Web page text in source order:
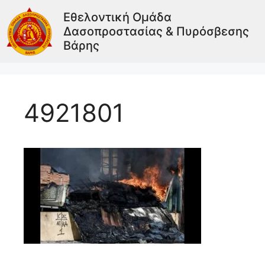
Εθελοντική Ομάδα
Δασοπροστασίας & Πυρόσβεσης
Βάρης
4921801